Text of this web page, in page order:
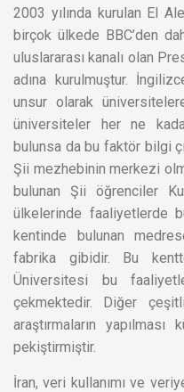
2003 yılında kurulan El
birçok ülkede BBC’den
uluslararası kanalı olan
adına kurulmuştur.
unsur olarak
üniversiteler her ne
bulunsa da bu faktör bilgi
Şii mezhebinin merkezi
bulunan Şii öğrenciler
ülkelerinde faaliyetlerde
kentinde bulunan
fabrika gibidir. Bu
Üniversitesi bu
çekmektedir. Diğer
araştırmaların
pekiştirmiştir.
İran, veri kullanımı ve